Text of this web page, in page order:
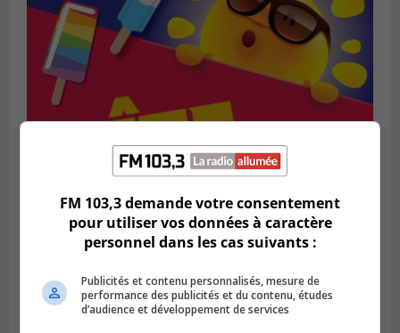
SAINT-BRUNO-DE-MONTARVILLE
Publié le 2 août 2026 à 08h06
La Fête des parcs est de retour à Saint-
FM 103,3 demande votre consentement
pour utiliser vos données à caractère
personnel dans les cas suivants :
Publicités et contenu personnalisés, mesure de
performance des publicités et du contenu, études
d’audience et développement de services